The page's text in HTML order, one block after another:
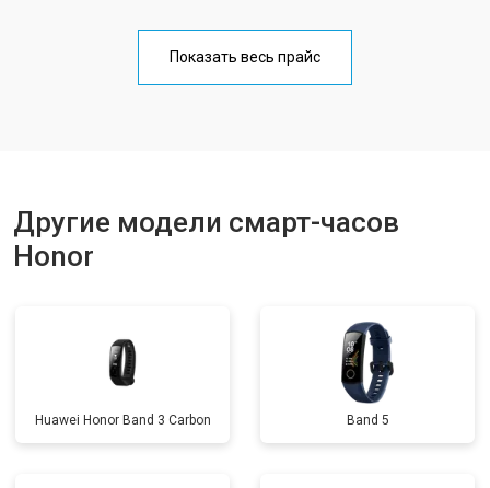
Показать весь прайс
Другие модели смарт-часов
Honor
Huawei Honor Band 3 Carbon Band 5